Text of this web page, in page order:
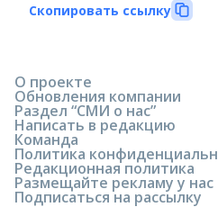
Скопировать ссылку
О проекте
Обновления компании
Раздел “СМИ о нас”
Написать в редакцию
Команда
Политика
Редакционная политика
Размещайте рекламу у нас
Подписаться на рассылку